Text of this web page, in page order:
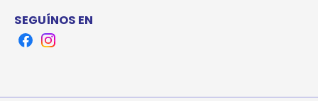
SEGUÍNOS EN
FacebookInstagram